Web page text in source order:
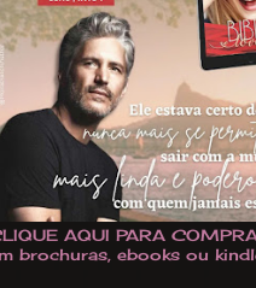
AQUI PARA
brochuras, ebooks ou